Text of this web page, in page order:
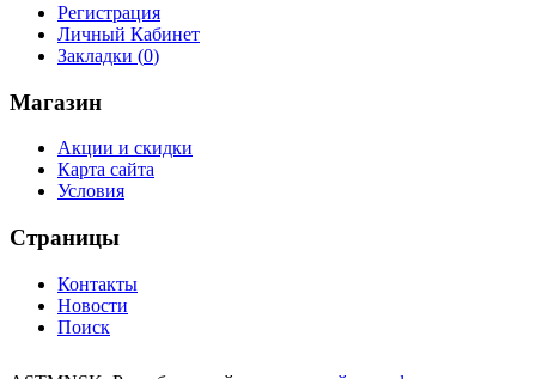
Регистрация
Личный Кабинет
Закладки (0)
Магазин
Акции и скидки
Карта сайта
Условия
Страницы
Контакты
Новости
Поиск